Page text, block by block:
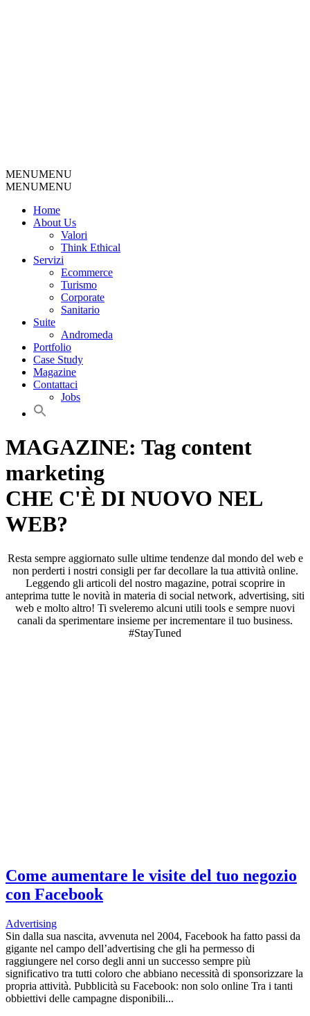
MENUMENU
MENUMENU
Home
About Us
Valori
Think Ethical
Servizi
Ecommerce
Turismo
Corporate
Sanitario
Suite
Andromeda
Portfolio
Case Study
Magazine
Contattaci
Jobs
MAGAZINE: Tag content
marketing
CHE C'È DI NUOVO NEL
WEB?
Resta sempre aggiornato sulle ultime tendenze dal mondo del web e
non perderti i nostri consigli per far decollare la tua attività online.
Leggendo gli articoli del nostro magazine, potrai scoprire in
anteprima tutte le novità in materia di social network, advertising, siti
web e molto altro! Ti sveleremo alcuni utili tools e sempre nuovi
canali da sperimentare insieme per incrementare il tuo business.
#StayTuned
Come aumentare le visite del tuo negozio
con Facebook
Advertising
Sin dalla sua nascita, avvenuta nel 2004, Facebook ha fatto passi da
gigante nel campo dell’advertising che gli ha permesso di
raggiungere nel corso degli anni un successo sempre più
significativo tra tutti coloro che abbiano necessità di sponsorizzare la
propria attività. Pubblicità su Facebook: non solo online Tra i tanti
obbiettivi delle campagne disponibili...